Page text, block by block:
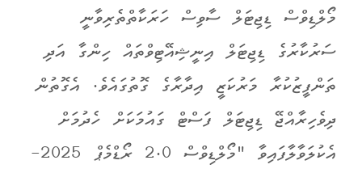
މޯލްޑިވްސް ޑިޖިޓަލް ސާވިސް ހަރަކާތްތެރިވާނީ
ސަރުކާރުގެ ޑިޖިޓަލް އިނީޝިއޭޓިވްތައް ހިންގާ އަދި
ތަންފީޒުކުރާ މަރުކަޒީ އިދާރާގެ ގޮތުގައެވެ. އެގޮތުން
ދިވެހިރާއްޖޭ ޑިޖިޓަލް ފަސްޓް ގައުމަކަށް ހެދުމަށް
އެކުލަވާލާފައިވާ "މޯލްޑިވްސް 2.0 ރޯޑްމެޕް 2025-